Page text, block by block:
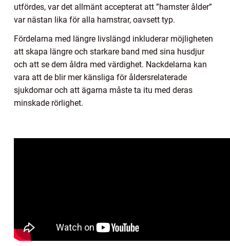
utfördes, var det allmänt accepterat att ”hamster ålder”
var nästan lika för alla hamstrar, oavsett typ.
Fördelarna med längre livslängd inkluderar möjligheten
att skapa längre och starkare band med sina husdjur
och att se dem åldra med värdighet. Nackdelarna kan
vara att de blir mer känsliga för åldersrelaterade
sjukdomar och att ägarna måste ta itu med deras
minskade rörlighet.